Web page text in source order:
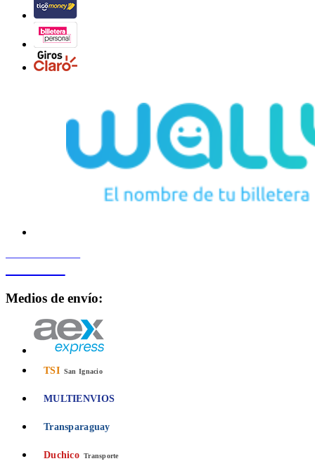
Medios de envío:
TSI San Ignacio
MULTIENVIOS
Transparaguay
Duchico Transporte